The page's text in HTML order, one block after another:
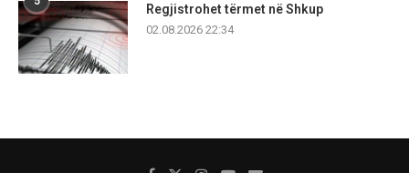
Regjistrohet tërmet në Shkup
02.08.2026 22:34